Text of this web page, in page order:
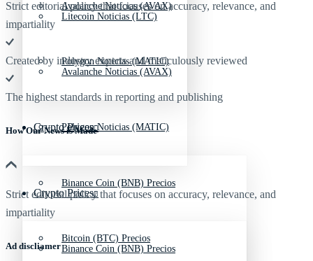
Avalanche Noticias (AVAX)
Polygon Noticias (MATIC)
Crypto Prices
Binance Coin (BNB) Precios
Bitcoin (BTC) Precios
Litecoin Noticias (LTC)
Avalanche Noticias (AVAX)
Polygon Noticias (MATIC)
Crypto Prices
Binance Coin (BNB) Precios
Strict editorial policy that focuses on accuracy, relevance, and
impartiality
Created by industry experts and meticulously reviewed
The highest standards in reporting and publishing
How Our News is Made
Strict editorial policy that focuses on accuracy, relevance, and
impartiality
Ad discliamer